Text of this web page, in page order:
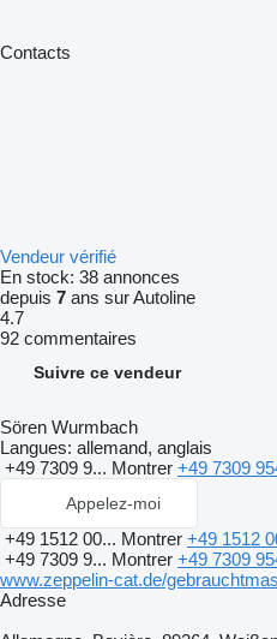
Contacts
Vendeur vérifié
En stock: 38 annonces
depuis 7 ans sur Autoline
4.7
92 commentaires
Suivre ce vendeur
Sören Wurmbach
Langues: allemand, anglais
+49 7309 9... Montrer +49 7309
Appelez-moi
+49 1512 00... Montrer +49 1512
+49 7309 9... Montrer +49 7309
www.zeppelin-cat.de/
Adresse